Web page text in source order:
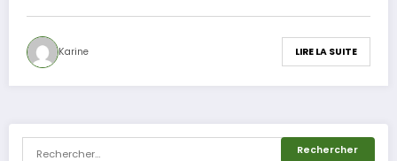
Karine LIRE LA SUITE